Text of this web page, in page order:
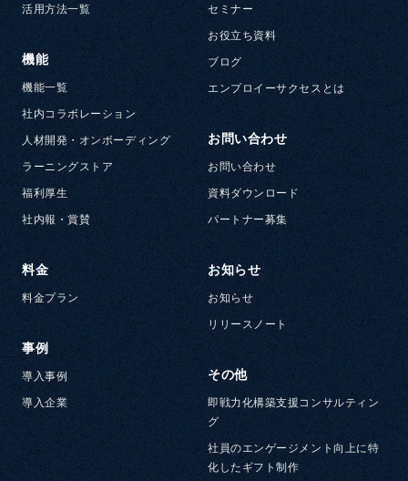
活用方法一覧
機能
機能一覧
社内コラボレーション
人材開発・オンボーディング
ラーニングストア
福利厚生
社内報・賞賛
料金
料金プラン
事例
導入事例
導入企業
セミナー
お役立ち資料
ブログ
エンプロイーサクセスとは
お問い合わせ
お問い合わせ
資料ダウンロード
パートナー募集
お知らせ
お知らせ
リリースノート
その他
即戦力化構築支援コンサルティン
グ
社員のエンゲージメント向上に特
化したギフト制作